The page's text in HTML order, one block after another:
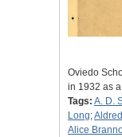
Oviedo
in 1932 as
Tags: A. D.
Long;
Alice